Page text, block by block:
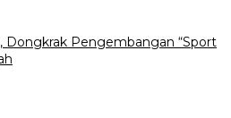
Dongkrak Pengembangan “Sport